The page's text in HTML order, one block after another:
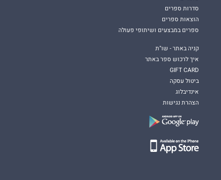
סדרות ספרים
הוצאות ספרים
ספרים במבצעים ושיתופי פעולה
קניה באתר - שו"ת
איך לרכוש ספר באתר
GIFT CARD
ביטול עסקה
אינדיבלוג
הצהרת נגישות